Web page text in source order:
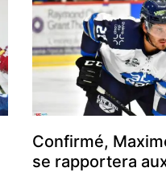
Confirmé,
se rapportera